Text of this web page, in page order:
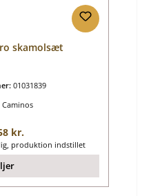
skamolsæt
01031839
Caminos
pris:
kr.
produktion indstillet